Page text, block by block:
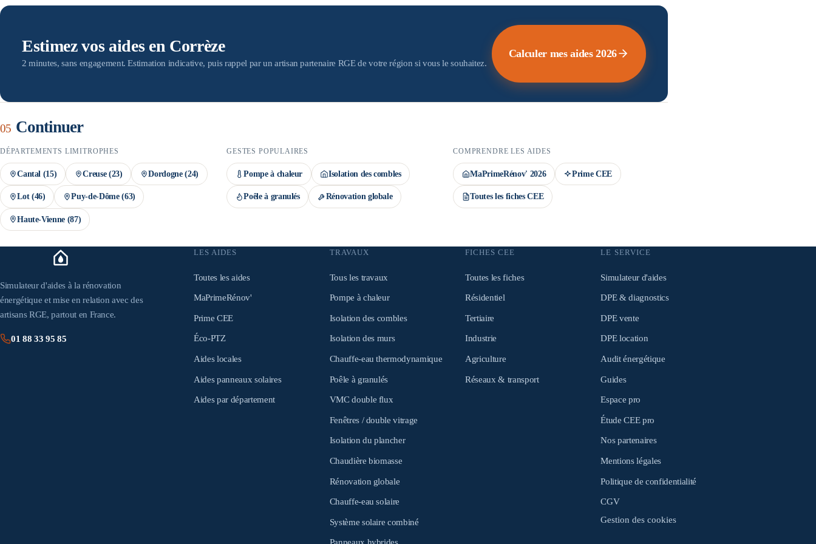
montant définitif n'est confirmé qu'après instruction du dossier.
Estimez vos aides en Corrèze
2 minutes, sans engagement. Estimation indicative, puis rappel par un artisan partenaire RGE de votre région si vous le souhaitez.
Calculer mes aides 2026
05 Continuer
DÉPARTEMENTS LIMITROPHES
Cantal (15) Creuse(23) Dordogne(24)
Lot(46) Puy-de-Dôme(63)
Haute-Vienne (87)
GESTES POPULAIRES
Pompe à chaleur Isolation des combles
Poêle à granulés Rénovation globale
COMPRENDRE LES AIDES
MaPrimeRénov' 2026 Prime CEE
Toutes les fiches CEE
Simulateur d'aides à la rénovation
énergétique et mise en relation avec des
artisans RGE, partout en France.
01 88 33 95 85
LES AIDES
Toutes les aides
MaPrimeRénov'
Prime CEE
Éco-PTZ
Aides locales
Aides panneaux solaires
Aides par département
TRAVAUX
Tous les travaux
Pompe à chaleur
Isolation des combles
Isolation des murs
Chauffe-eau thermodynamique
Poêle à granulés
VMC double flux
Fenêtres / double vitrage
Isolation du plancher
Chaudière biomasse
Rénovation globale
Chauffe-eau solaire
Système solaire combiné
FICHES CEE
Toutes les fiches
Résidentiel
Tertiaire
Industrie
Agriculture
Réseaux & transport
LE SERVICE
Simulateur d'aides
DPE & diagnostics
DPE vente
DPE location
Audit énergétique
Guides
Espace pro
Étude CEE pro
Nos partenaires
Mentions légales
Politique de confidentialité
CGV
Gestion des cookies